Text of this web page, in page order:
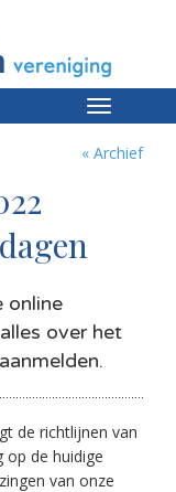
Toggle
« Archief
online
over het
de richtlijnen van
de huidige
van onze